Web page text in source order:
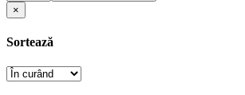
×
Sortează